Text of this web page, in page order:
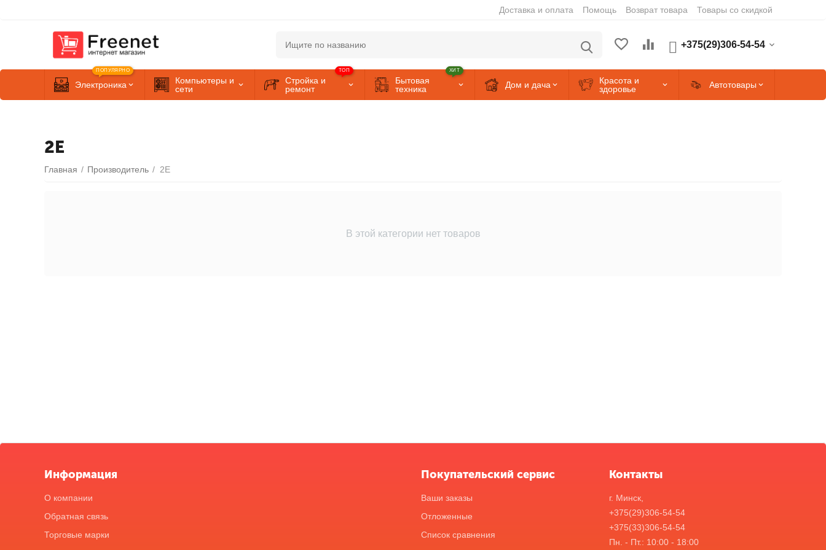
Доставка и оплата Помощь Возврат товара Товары со скидкой
+375(29)306-54-54
Электроника
ПОПУЛЯРНО
Компьютеры и
сети
Стройка и
ремонт
ТОП
Бытовая
техника
ХИТ
Дом и дача
Красота и
здоровье
Автотовары
2E
Главная / Производитель / 2E
В этой категории нет товаров
Информация
О компании
Обратная связь
Торговые марки
Покупательский сервис
Ваши заказы
Отложенные
Список сравнения
Контакты
г. Минск,
+375(29)306-54-54
+375(33)306-54-54
Пн. - Пт.: 10:00 - 18:00